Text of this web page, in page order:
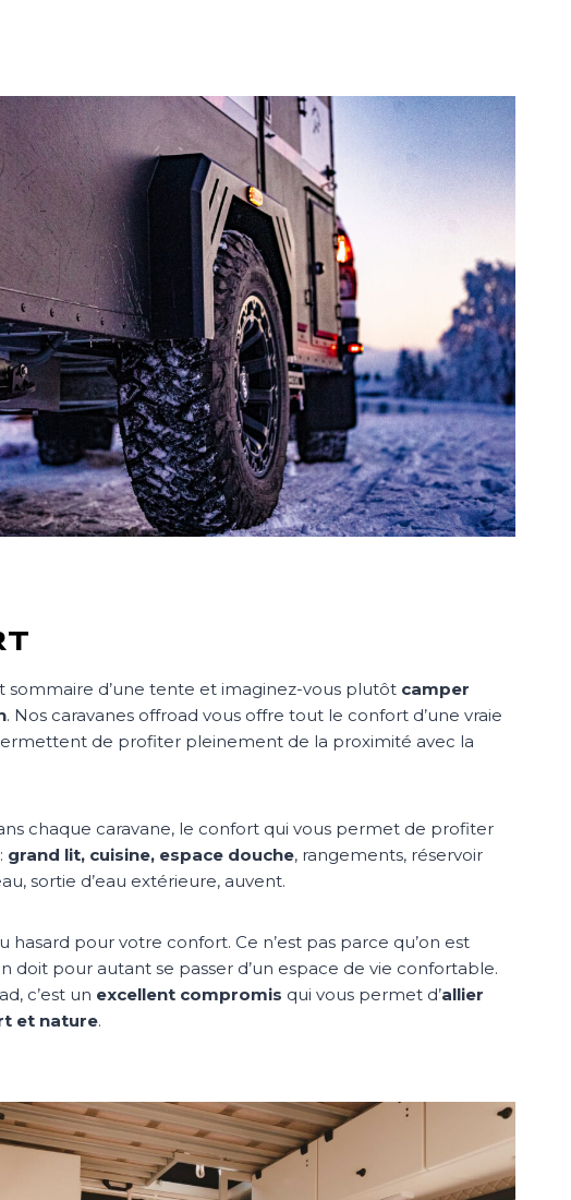
sommaire d’une tente et imaginez-vous plutôt camper
. Nos caravanes offroad vous offre tout le confort d’une vraie
de profiter pleinement de la proximité avec la
chaque caravane, le confort qui vous permet de profiter
grand lit, cuisine, espace douche, rangements, réservoir
sortie d’eau extérieure, auvent.
hasard pour votre confort. Ce n’est pas parce qu’on est
doit pour autant se passer d’un espace de vie confortable.
c’est un excellent compromis qui vous permet d’allier
et nature.